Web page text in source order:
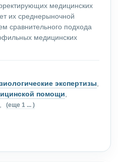
медицинских
их среднерыночной
сравнительного подхода
медицинских
экспертизы
помощи
(еще 1 ... )